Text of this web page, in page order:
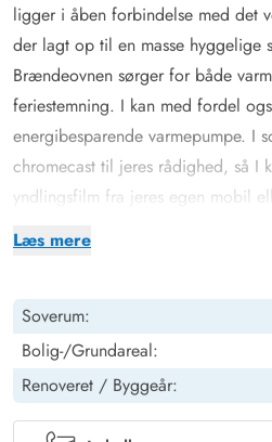
Læs mere
ligger i åben forbindelse med det
der lagt op til en masse hyggelige
Brændeovnen sørger for både
feriestemning. I kan med fordel
energibesparende varmepumpe. I
chromecast til jeres rådighed, så I
yndlingsfilm fra jeres egen mobil
Sommerhuset har 3 gode
feriehuset er der både
vaske lidt tøj i løbet af ferien.
badeværelse udstyret med
Overdækket og lukket terrasse
Soverum:
Bolig-/Grundareal:
Renoveret / Byggeår: